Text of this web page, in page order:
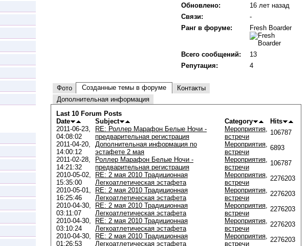
Обновлено:
16 лет назад
Связи:
-
Ранг в форуме:
Fresh Boarder
Всего сообщений:
13
Репутация:
4
Фото Созданные темы в форуме
Контакты
Дополнительная информация
Last 10 Forum Posts
Date
Subject Category
Hits
2011-06-23,
04:08:02
RE: Роллер Марафон Белые Ночи -
предварительная регистрация
Мероприятия,
встречи
106787
2011-04-20,
14:00:12
Дополнительная информация по
эстафете 2 мая
Мероприятия,
встречи
6893
2011-02-28,
14:21:32
Роллер Марафон Белые Ночи -
предварительная регистрация
Мероприятия,
встречи
106787
2010-05-02,
15:35:00
RE: 2 мая 2010 Традиционная
Легкоатлетическая эстафета
Мероприятия,
встречи
2276203
2010-05-01,
16:25:46
RE: 2 мая 2010 Традиционная
Легкоатлетическая эстафета
Мероприятия,
встречи
2276203
2010-04-30,
03:11:07
RE: 2 мая 2010 Традиционная
Легкоатлетическая эстафета
Мероприятия,
встречи
2276203
2010-04-30,
03:10:24
RE: 2 мая 2010 Традиционная
Легкоатлетическая эстафета
Мероприятия,
встречи
2276203
2010-04-30,
01:26:53
RE: 2 мая 2010 Традиционная
Легкоатлетическая эстафета
Мероприятия,
встречи
2276203